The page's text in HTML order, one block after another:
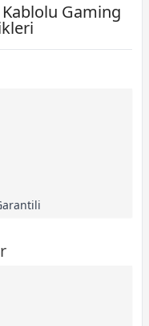
Kablolu Gaming